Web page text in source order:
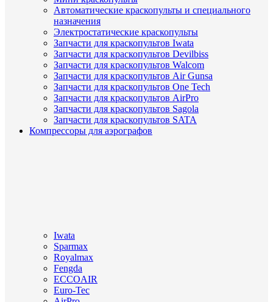
Автоматические краскопульты и специального
назначения
Электростатические краскопульты
Запчасти для краскопультов Iwata
Запчасти для краскопультов Devilbiss
Запчасти для краскопультов Walcom
Запчасти для краскопультов Air Gunsa
Запчасти для краскопультов One Tech
Запчасти для краскопультов AirPro
Запчасти для краскопультов Sagola
Запчасти для краскопультов SATA
Компрессоры для аэрографов
Iwata
Sparmax
Royalmax
Fengda
ECCOAIR
Euro-Tec